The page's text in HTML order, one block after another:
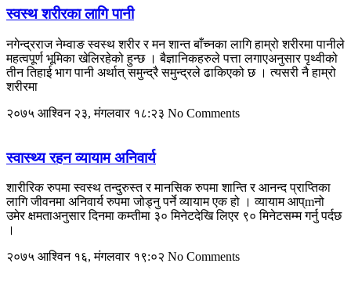
स्वस्थ शरीरका लागि पानी
नगेन्द्रराज नेम्वाङ स्वस्थ शरीर र मन शान्त बाँच्नका लागि हाम्रो शरीरमा पानीले
महत्वपूर्ण भूमिका खेलिरहेको हुन्छ । बैज्ञानिकहरुले पत्ता लगाएअनुसार पृथ्वीको
तीन तिहाई भाग पानी अर्थात् समुन्द्रै समुन्द्रले ढाकिएको छ । त्यसरी नै हाम्रो
शरीरमा
२०७५ आश्विन २३, मंगलवार १८:२३ No Comments
स्वास्थ्य रहन व्यायाम अनिवार्य
शारीरिक रुपमा स्वस्थ तन्दुरुस्त र मानसिक रुपमा शान्ति र आनन्द प्राप्तिका
लागि जीवनमा अनिवार्य रुपमा जोड्नु पर्ने व्यायाम एक हो । व्यायाम आप्mनो
उमेर क्षमताअनुसार दिनमा कम्तीमा ३० मिनेटदेखि लिएर ९० मिनेटसम्म गर्नु पर्दछ
।
२०७५ आश्विन १६, मंगलवार १९:०२ No Comments